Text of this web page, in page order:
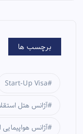
برچسب ها
Start-Up Visa
آژانس هتل
آژانس هواپیمایی